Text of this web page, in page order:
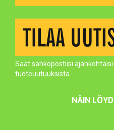
Saat sähköpostiisi
tuoteuutuuksista.
NÄIN